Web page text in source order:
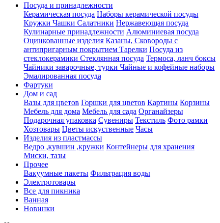
Посуда и принадлежности
Керамическая посуда Наборы керамической посуды
Кружки Чашки Салатники Нержавеющая посуда
Кулинарные принадлежности Алюминиевая посуда
Оцинкованные изделия Казаны, Сковороды с
антипригарным покрытием Тарелки Посуда из
стеклокерамики Стеклянная посуда Термоса, ланч боксы
Чайники заварочные, турки Чайные и кофейные наборы
Эмалированная посуда
Фартуки
Дом и сад
Вазы для цветов Горшки для цветов Картины Корзины
Мебель для дома Мебель для сада Органайзеры
Подарочная упаковка Сувениры Текстиль Фото рамки
Хозтовары Цветы искуственные Часы
Изделия из пластмассы
Ведро ,кувшин ,кружки Контейнеры для хранения
Миски, тазы
Прочее
Вакуумные пакеты Фильтрация воды
Электротовары
Все для пикника
Ванная
Новинки